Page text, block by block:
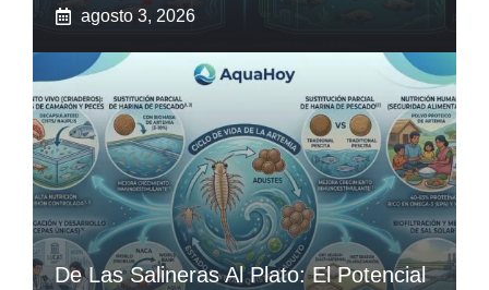
agosto 3, 2026
De Las Salineras Al Plato: El Potencial